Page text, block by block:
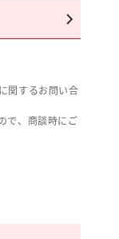
関するお問い合
で、商談時にご